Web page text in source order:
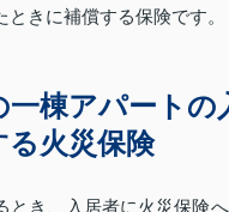
きに補償する保険です。
一棟アパートの
る火災保険
とき、入居者に火災保険